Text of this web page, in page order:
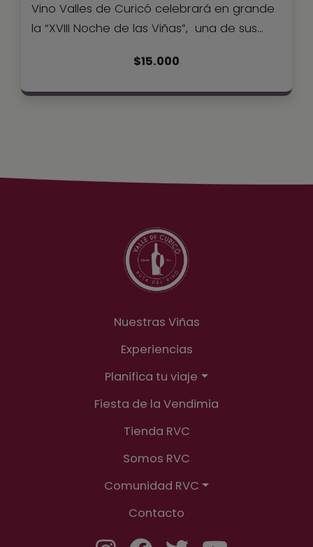
Vino Valles de Curicó celebrará en grande
la “XVIII Noche de las Viñas”, una de sus
que se desarrolla en el pueblo de
Gastronomía, Show Bailable + Talleres de
$15.000
Nuestras Viñas
Experiencias
Planifica tu viaje
Fiesta de la Vendimia
Tienda RVC
Somos RVC
Comunidad RVC
Contacto